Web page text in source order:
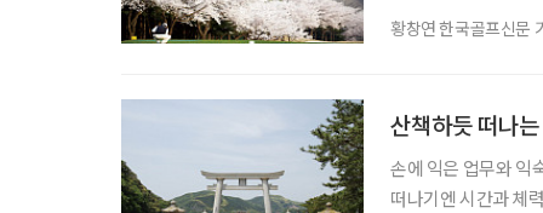
골프장으로 향하게
컨트리클럽(CC)이
황창연 한국골프신문
산책하듯 떠나
손에 익은 업무와 익
떠나기엔 시간과 체